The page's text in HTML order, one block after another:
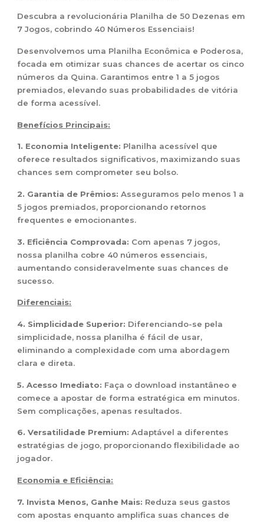
Descubra a revolucionária Planilha de 50 Dezenas em
7 Jogos, cobrindo 40 Números Essenciais!
Desenvolvemos uma Planilha Econômica e Poderosa,
focada em otimizar suas chances de acertar os cinco
números da Quina. Garantimos entre 1 a 5 jogos
premiados, elevando suas probabilidades de vitória
de forma acessível.
Benefícios Principais:
1. Economia Inteligente: Planilha acessível que
oferece resultados significativos, maximizando suas
chances sem comprometer seu bolso.
2. Garantia de Prêmios:Asseguramos pelo menos 1 a
5 jogos premiados, proporcionando retornos
frequentes e emocionantes.
3. Eficiência Comprovada: Com apenas 7 jogos,
nossa planilha cobre 40 números essenciais,
aumentando consideravelmente suas chances de
sucesso.
Diferenciais:
4. Simplicidade Superior: Diferenciando-se pela
simplicidade, nossa planilha é fácil de usar,
eliminando a complexidade com uma abordagem
clara e direta.
5. Acesso Imediato: Faça o download instantâneo e
comece a apostar de forma estratégica em minutos.
Sem complicações, apenas resultados.
6. Versatilidade Premium: Adaptável a diferentes
estratégias de jogo, proporcionando flexibilidade ao
jogador.
Economia e Eficiência:
7. Invista Menos, Ganhe Mais: Reduza seus gastos
com apostas enquanto amplifica suas chances de